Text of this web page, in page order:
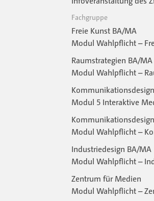
Fachgruppe
Freie Kunst BA/MA
Modul Wahlpflicht –
Raumstrategien BA/MA
Modul Wahlpflicht –
Modul 5 Interaktive
Modul Wahlpflicht –
Industriedesign BA/MA
Modul Wahlpflicht –
Zentrum für Medien
Modul Wahlpflicht –